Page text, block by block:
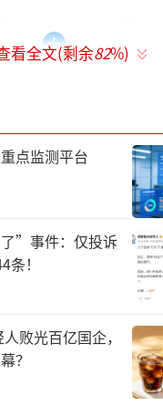
看全文(剩余82%)
点监测平台
”事件：仅投诉
！
败光百亿国企，
？